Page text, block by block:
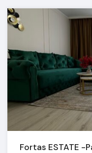
Fortas ESTATE -